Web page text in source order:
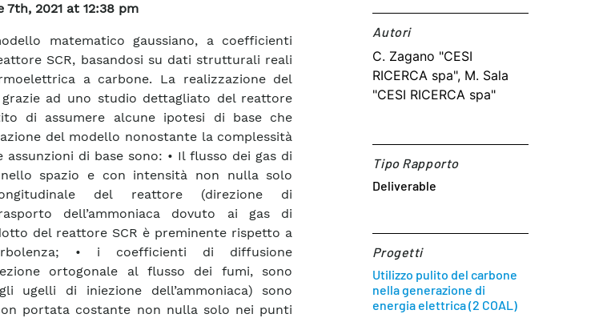
2021 at 12:38 pm
matematico gaussiano, a coefficienti
SCR, basandosi su dati strutturali reali
a carbone. La realizzazione del
ad uno studio dettagliato del reattore
di assumere alcune ipotesi di base che
del modello nonostante la complessità
assunzioni di base sono: • Il flusso dei gas di
spazio e con intensità non nulla solo
del reattore (direzione di
dell’ammoniaca dovuto ai gas di
del reattore SCR è preminente rispetto a
• i coefficienti di diffusione
ortogonale al flusso dei fumi, sono
ugelli di iniezione dell’ammoniaca) sono
portata costante non nulla solo nei punti
Autori​
C. Zagano "CESI
RICERCA spa", M. Sala
"CESI RICERCA spa"
Tipo Rapporto
Deliverable
Progetti
Utilizzo pulito del carbone
nella generazione di
energia elettrica (2 COAL)